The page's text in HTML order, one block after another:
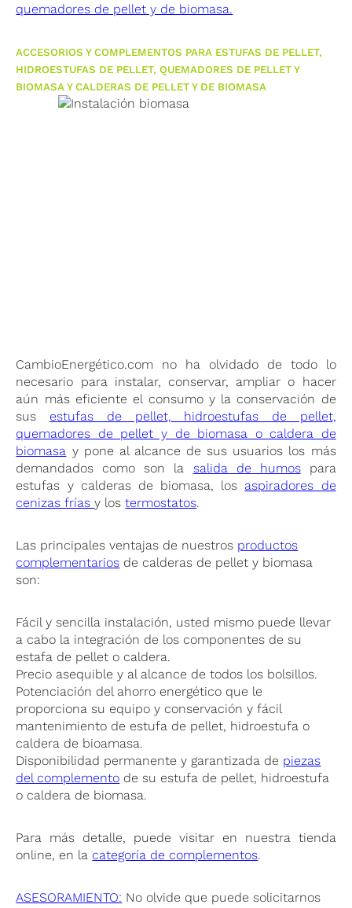
quemadores de pellet y de biomasa.
ACCESORIOS Y COMPLEMENTOS PARA ESTUFAS DE PELLET,
HIDROESTUFAS DE PELLET, QUEMADORES DE PELLET Y
BIOMASA Y CALDERAS DE PELLET Y DE BIOMASA
CambioEnergético.com no ha olvidado de todo lo
necesario para instalar, conservar, ampliar o hacer
aún más eficiente el consumo y la conservación de
sus estufas de pellet, hidroestufas de pellet,
quemadores de pellet y de biomasa o caldera de
biomasa y pone al alcance de sus usuarios los más
demandados como son la salida de humospara
estufas y calderas de biomasa, los aspiradores de
cenizas fríasy lostermostatos.
Las principales ventajas de nuestros productos
complementarios de calderas de pellet y biomasa
son:
Fácil y sencilla instalación, usted mismo puede llevar
a cabo la integración de los componentes de su
estafa de pellet o caldera.
Precio asequible y al alcance de todos los bolsillos.
Potenciación del ahorro energético que le
proporciona su equipo y conservación y fácil
mantenimiento de estufa de pellet, hidroestufa o
caldera de bioamasa.
Disponibilidad permanente y garantizada de piezas
del complemento de su estufa de pellet, hidroestufa
o caldera de biomasa.
Para más detalle, puede visitar en nuestra tienda
online, en la categoría de complementos.
ASESORAMIENTO: No olvide que puede solicitarnos